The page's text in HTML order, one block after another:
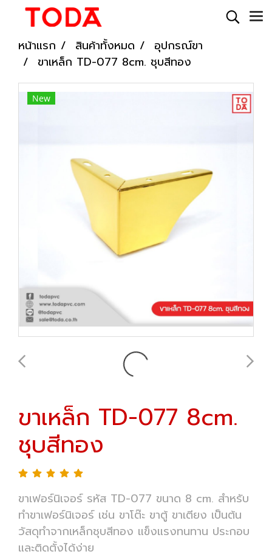
หน้าแรก สินค้าทั้งหมด
อุปกรณ์ขา
ขาเหล็ก TD-077 8cm. ชุบสีทอง
New
ขาเหล็ก TD-077 8cm.
ชุบสีทอง
ขาเฟอร์นิเจอร์ รหัส TD-077 ขนาด 8 cm. สำหรับ
ทำขาเฟอร์นิเจอร์ เช่น ขาโต๊ะ ขาตู้ ขาเตียง เป็นต้น
วัสดุทำจากเหล็กชุบสีทอง แข็งแรงทนทาน ประกอบ
และติดตั้งได้ง่าย